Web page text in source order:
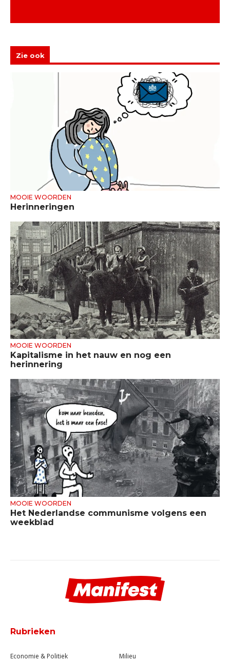
Zie ook
MOOIE WOORDEN
Herinneringen
MOOIE WOORDEN
Kapitalisme in het nauw en nog een
herinnering
MOOIE WOORDEN
Het Nederlandse communisme volgens een
weekblad
Rubrieken
Economie & Politiek
Milieu